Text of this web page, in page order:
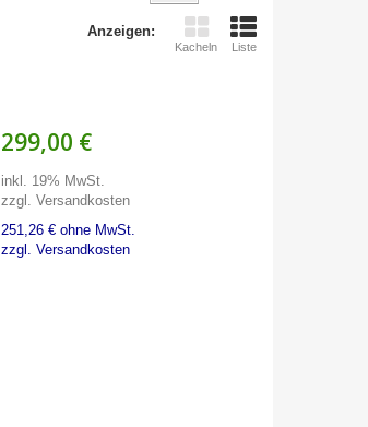
Anzeigen:
Kacheln Liste
299,00 €
inkl. 19% MwSt.
zzgl. Versandkosten
251,26 € ohne MwSt.
zzgl. Versandkosten